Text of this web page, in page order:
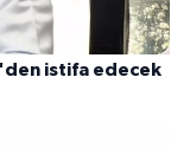
istifa edecek